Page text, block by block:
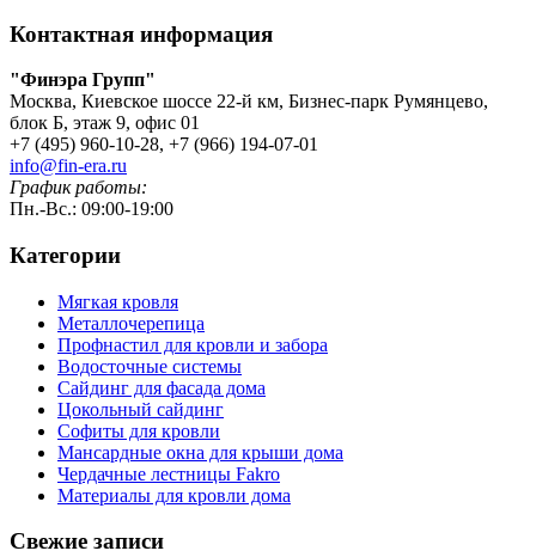
Контактная информация
"Финэра Групп"
Москва, Киевское шоссе 22-й км, Бизнес-парк Румянцево,
блок Б, этаж 9, офис 01
+7 (495) 960-10-28, +7 (966) 194-07-01
info@fin-era.ru
График работы:
Пн.-Вс.: 09:00-19:00
Категории
Мягкая кровля
Металлочерепица
Профнастил для кровли и забора
Водосточные системы
Сайдинг для фасада дома
Цокольный сайдинг
Софиты для кровли
Мансардные окна для крыши дома
Чердачные лестницы Fakro
Материалы для кровли дома
Свежие записи